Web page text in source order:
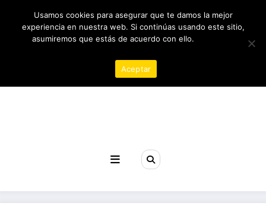
contenido
08/08/2026 5:23:06 AM
Usamos cookies para asegurar que te damos la mejor
experiencia en nuestra web. Si continúas usando este sitio,
asumiremos que estás de acuerdo con ello.
Aceptar